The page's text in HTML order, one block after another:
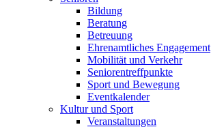
Bildung
Beratung
Betreuung
Ehrenamtliches Engagement
Mobilität und Verkehr
Seniorentreffpunkte
Sport und Bewegung
Eventkalender
Kultur und Sport
Veranstaltungen